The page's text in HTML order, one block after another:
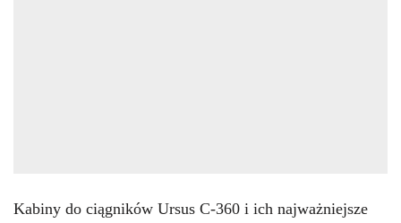
Kabiny do ciągników Ursus C-360 i ich najważniejsze